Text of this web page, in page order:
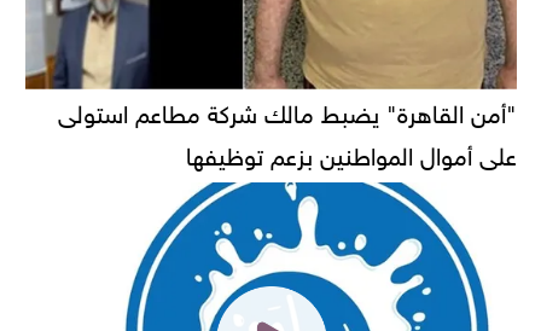
"أمن القاهرة" يضبط مالك شركة مطاعم استولى
على أموال المواطنين بزعم توظيفها